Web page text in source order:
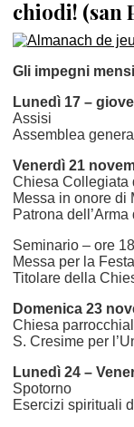
chiodi! (san
Gli impegni
Lunedì 17 –
Assisi
Assemblea
Venerdì 21
Chiesa Collegiata
Messa in onore di
Patrona
Seminario – ore
Messa per la
Titolare della
Domenica 23
Chiesa
S. Cresime per
Lunedì 24 –
Spotorno
Esercizi spirituali